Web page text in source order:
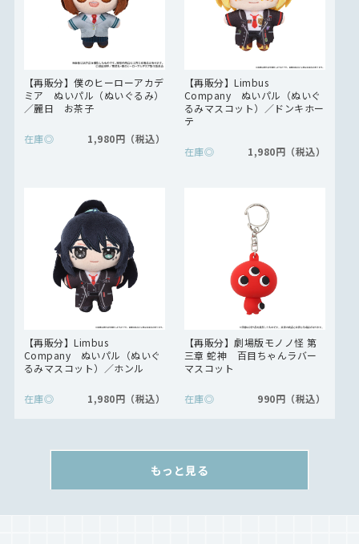
【再販分】僕のヒーローアカデ
ミア ぬいパル（ぬいぐるみ）
／麗日 お茶子
在庫◎ 1,980円
【再販分】Limbus
Company ぬいパル（ぬいぐ
るみマスコット）／ドンキホー
テ
在庫◎ 1,980円
【再販分】Limbus
Company ぬいパル（ぬいぐ
るみマスコット）／ホンル
在庫◎ 1,980円
【再販分】劇場版モノノ怪 第
三章 蛇神 百目ちゃんラバー
マスコット
在庫◎ 990円
もっと見る